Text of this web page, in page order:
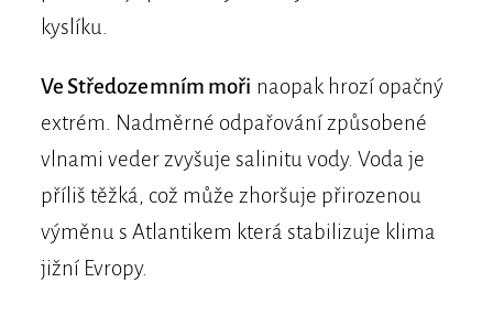
kyslíku.
Ve Středozemním moři naopak hrozí opačný
extrém. Nadměrné odpařování způsobené
vlnami veder zvyšuje salinitu vody. Voda je
příliš těžká, což může zhoršuje přirozenou
výměnu s Atlantikem která stabilizuje klima
jižní Evropy.